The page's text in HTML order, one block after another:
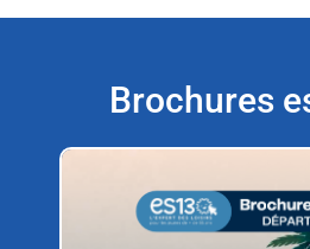
Brochures